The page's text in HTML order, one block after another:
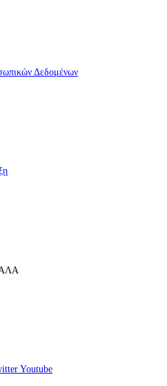
Δεδομένων
Youtube